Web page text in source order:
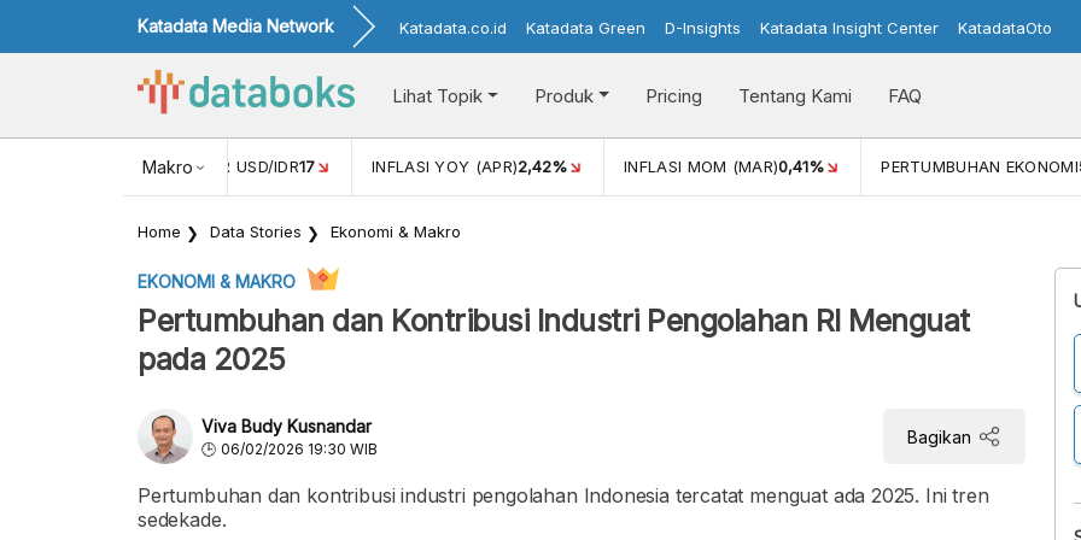
Katadata Media Network Katadata.co.id Katadata Green D-Insights Katadata Insight Center KatadataOto
Lihat Topik Produk Pricing Tentang Kami FAQ
Makro
NILAI TUKAR USD/IDR17 INFLASI YOY (APR)2,42% INFLASI MOM (MAR)0,41% PERTUMBUHAN EKONOMI
Home Data Stories Ekonomi & Makro
EKONOMI & MAKRO
Pertumbuhan dan Kontribusi Industri Pengolahan RI Menguat
pada 2025
Viva Budy Kusnandar
06/02/2026 19:30 WIB
Bagikan
Pertumbuhan dan kontribusi industri pengolahan Indonesia tercatat menguat ada 2025. Ini tren
sedekade.